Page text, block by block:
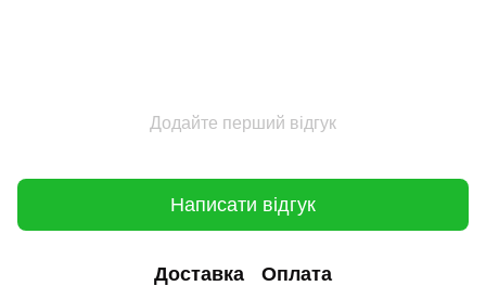
Додайте перший відгук
Написати відгук
Доставка Оплата